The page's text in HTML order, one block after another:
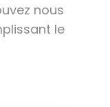
nous
le